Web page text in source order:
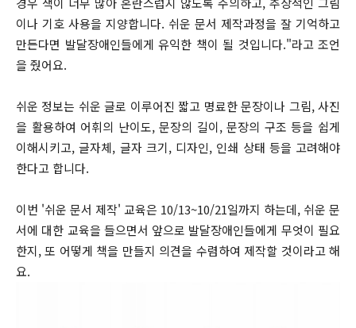
이나 기호 사용을 지양합니다. 쉬운 문서 제작과정을 잘 기억하고
만든다면 발달장애인들에게 유익한 책이 될 것입니다."라고 조언
을 줬어요.
쉬운 정보는 쉬운 글로 이루어진 짧고 명료한 문장이나 그림, 사진
을 활용하여 어휘의 난이도, 문장의 길이, 문장의 구조 등을 쉽게
이해시키고, 글자체, 글자 크기, 디자인, 인쇄 상태 등을 고려해야
한다고 합니다.
이번 '쉬운 문서 제작' 교육은 10/13~10/21일까지 하는데, 쉬운 문
서에 대한 교육을 들으면서 앞으로 발달장애인들에게 무엇이 필요
한지, 또 어떻게 책을 만들지 의견을 수렴하여 제작할 것이라고 해
요.